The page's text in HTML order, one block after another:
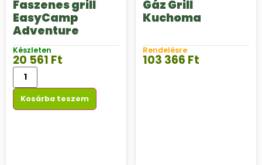
Faszenes grill
EasyCamp
Adventure
Készleten
20 561 Ft
Kosárba teszem
Gáz Grill
Kuchoma
Rendelésre
103 366 Ft